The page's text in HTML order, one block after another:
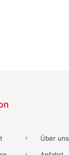
Über uns